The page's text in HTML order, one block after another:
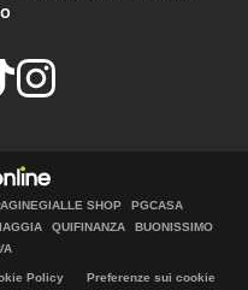
SHOP
PGCASA
QUIFINANZA
BUONISSIMO
Policy Preferenze sui cookie